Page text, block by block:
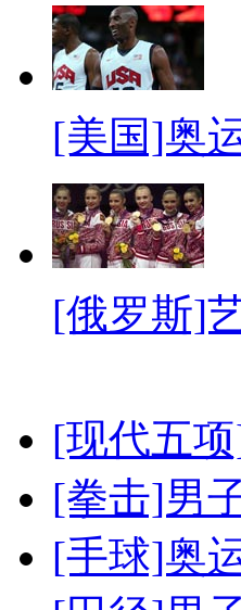
[美国]奥
[俄罗斯]
[现代五
[拳击]男
[手球]奥